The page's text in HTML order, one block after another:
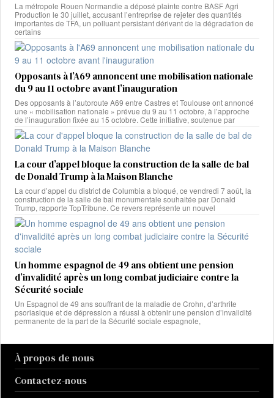
La métropole Rouen Normandie a déposé plainte contre BASF Agri
Production le 30 juillet, accusant l’entreprise de rejeter des quantités
importantes de TFA, un polluant persistant dérivant de la dégradation de
certains
Opposants à l’A69 annoncent une mobilisation nationale
du 9 au 11 octobre avant l’inauguration
Des opposants à l’autoroute A69 entre Castres et Toulouse ont annoncé
une « mobilisation nationale » prévue du 9 au 11 octobre, à l’approche
de l’inauguration fixée au 15 octobre. Cette initiative, soutenue par
La cour d’appel bloque la construction de la salle de bal
de Donald Trump à la Maison Blanche
La cour d’appel du district de Columbia a bloqué, ce vendredi 7 août, la
construction de la salle de bal monumentale souhaitée par Donald
Trump, rapporte TopTribune. Ce revers représente un nouvel
Un homme espagnol de 49 ans obtient une pension
d’invalidité après un long combat judiciaire contre la
Sécurité sociale
Un Espagnol de 49 ans souffrant de la maladie de Crohn, d’arthrite
psoriasique et de dépression a réussi à obtenir une pension d’invalidité
permanente de la part de la Sécurité sociale espagnole,
À propos de nous
Contactez-nous